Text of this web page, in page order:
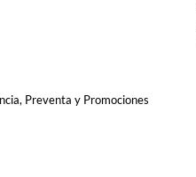
Preventa y Promociones